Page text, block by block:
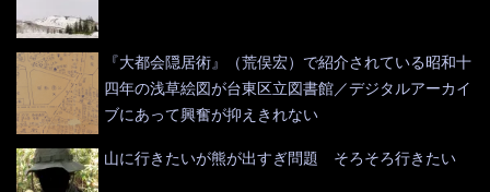
『大都会隠居術』（荒俣宏）で紹介されている昭和十
四年の浅草絵図が台東区立図書館／デジタルアーカイ
ブにあって興奮が抑えきれない
山に行きたいが熊が出すぎ問題 そろそろ行きたい